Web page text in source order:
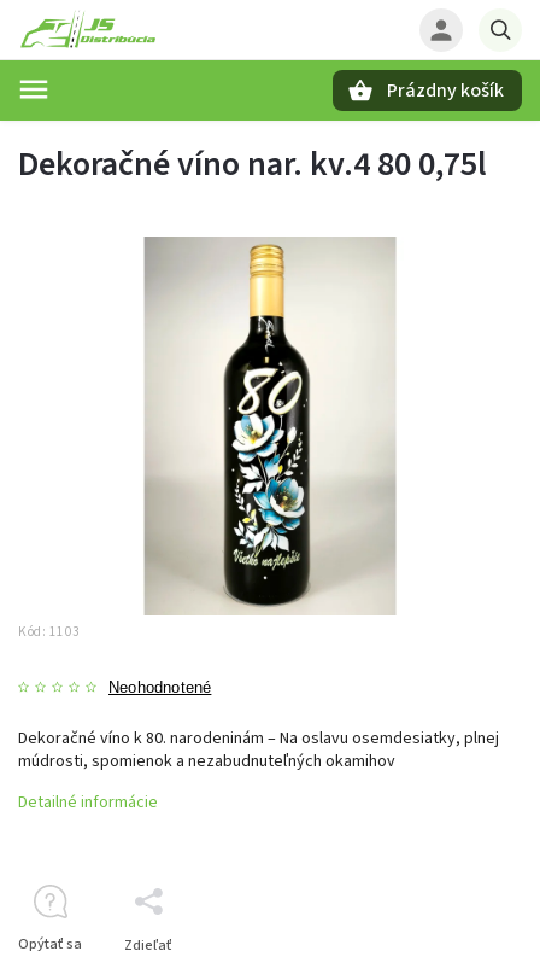
Prázdny košík
Dekoračné víno nar. kv.4 80 0,75l
Kód: 1103
Neohodnotené
Dekoračné víno k 80. narodeninám – Na oslavu osemdesiatky, plnej
múdrosti, spomienok a nezabudnuteľných okamihov
Detailné informácie
Opýtať sa Zdieľať